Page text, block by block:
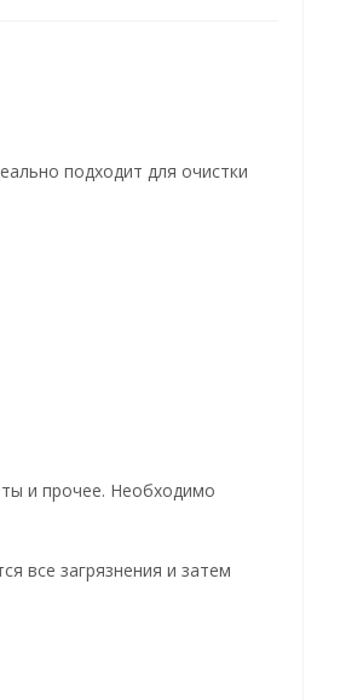
подходит для очистки
и прочее. Необходимо
все загрязнения и затем